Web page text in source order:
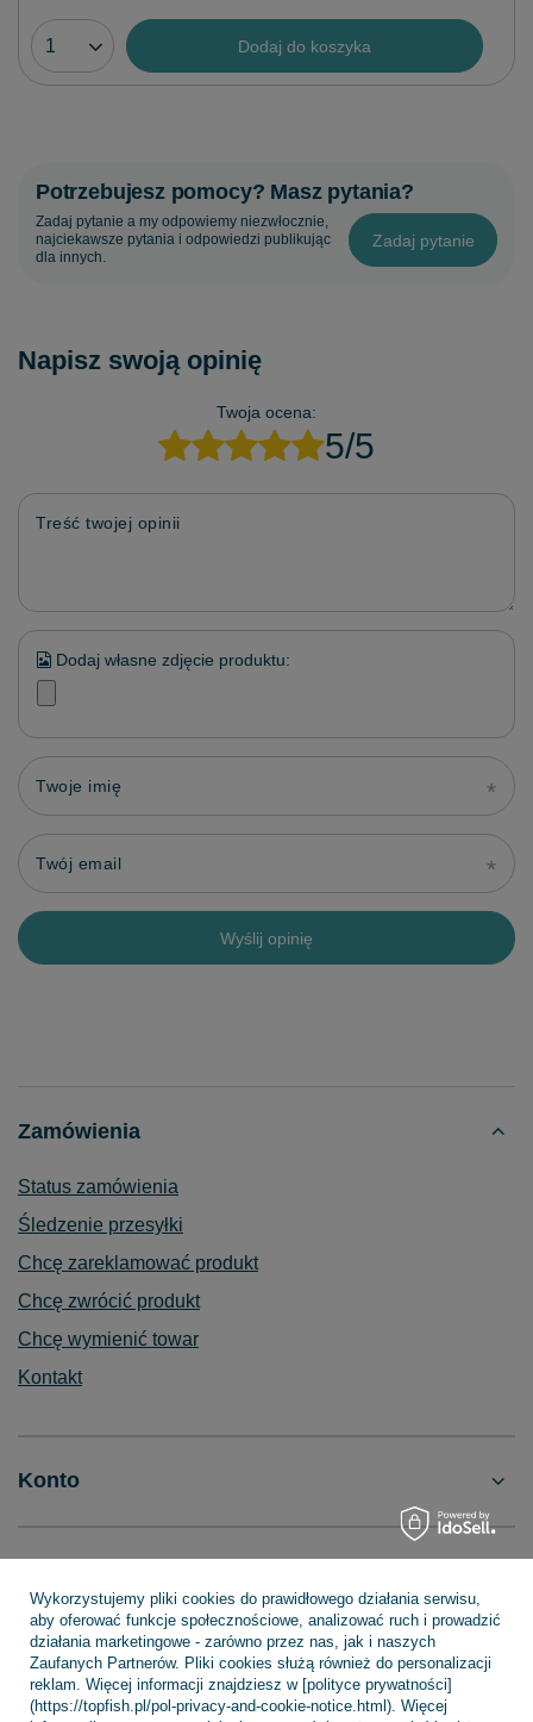
Dodaj do koszyka
Potrzebujesz pomocy? Masz pytania?
Zadaj pytanie a my odpowiemy niezwłocznie,
najciekawsze pytania i odpowiedzi publikując
dla innych.
Zadaj pytanie
Napisz swoją opinię
Twoja ocena:
5/5
Treść twojej opinii
Dodaj własne zdjęcie produktu:
Twoje imię
Twój email
Wyślij opinię
Zamówienia
Status zamówienia
Śledzenie przesyłki
Chcę zareklamować produkt
Chcę zwrócić produkt
Chcę wymienić towar
Kontakt
Konto
INFORMACJE
Wykorzystujemy pliki cookies do prawidłowego działania serwisu,
aby oferować funkcje społecznościowe, analizować ruch i prowadzić
działania marketingowe - zarówno przez nas, jak i naszych
Zaufanych Partnerów. Pliki cookies służą również do personalizacji
reklam. Więcej informacji znajdziesz w [polityce prywatności]
(https://topfish.pl/pol-privacy-and-cookie-notice.html). Więcej